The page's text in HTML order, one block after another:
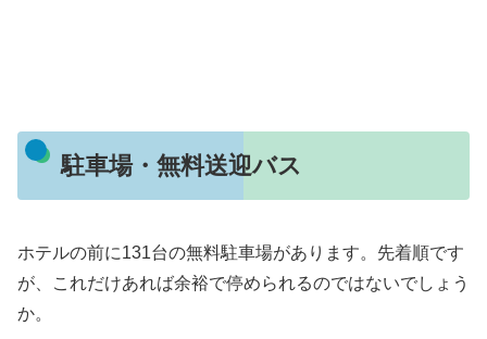
駐車場・無料送迎バス
ホテルの前に131台の無料駐車場があります。先着順です
が、これだけあれば余裕で停められるのではないでしょう
か。